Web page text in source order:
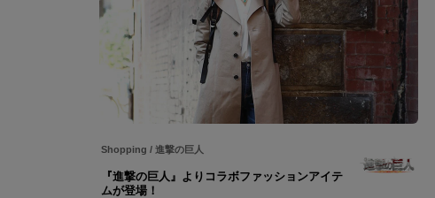
Shopping / 進撃の巨人
『進撃の巨人』よりコラボファッションアイテ
ムが登場！